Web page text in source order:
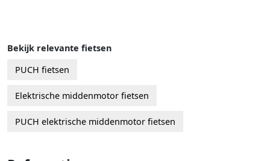
Bekijk relevante fietsen
PUCH fietsen
Elektrische middenmotor fietsen
PUCH elektrische middenmotor fietsen